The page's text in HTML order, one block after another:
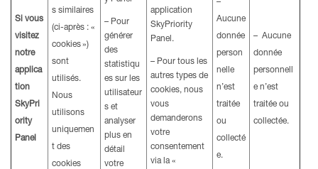
Si vous
visitez
notre
applica
tion
SkyPri
ority
Panel
s similaires
(ci-après : «
cookies »)
sont
utilisés.
Nous
utilisons
uniquemen
t des
cookies
– Pour
générer
des
statistiqu
es sur les
utilisateur
s et
analyser
plus en
détail
votre
application
SkyPriority
Panel.
– Pour tous les
autres types de
cookies, nous
vous
demanderons
votre
consentement
via la «
–
Aucune
donnée
person
nelle
n’est
traitée
ou
collecté
e.
– Aucune
donnée
personnell
e n’est
traitée ou
collectée.